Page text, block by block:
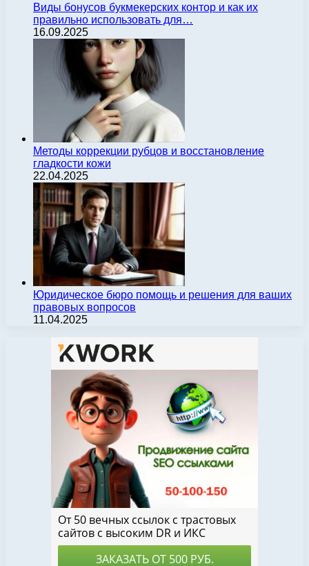
Виды бонусов букмекерских контор и как их
правильно использовать для…
16.09.2025
Методы коррекции рубцов и восстановление
гладкости кожи
22.04.2025
Юридическое бюро помощь и решения для ваших
правовых вопросов
11.04.2025